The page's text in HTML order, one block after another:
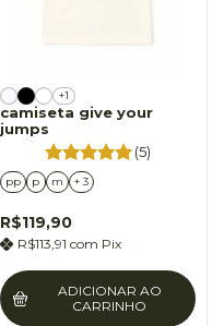
+1
camiseta give your
jumps
(5)
pp p m + 3
R$119,90
R$113,91 com Pix
ADICIONAR AO
CARRINHO